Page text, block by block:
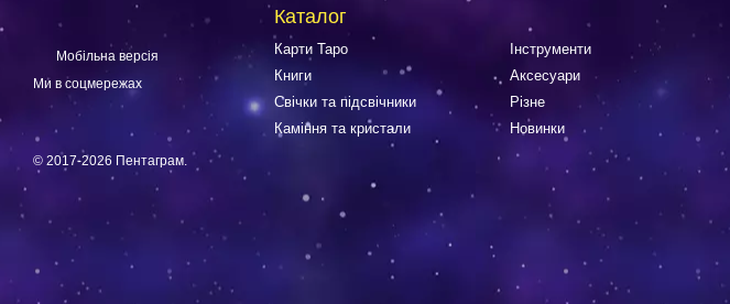
Мобільна версія
Ми в соцмережах
© 2017-2026 Пентаграм.
Каталог
Карти Таро
Книги
Свічки та підсвічники
Каміння та кристали
Інструменти
Аксесуари
Різне
Новинки